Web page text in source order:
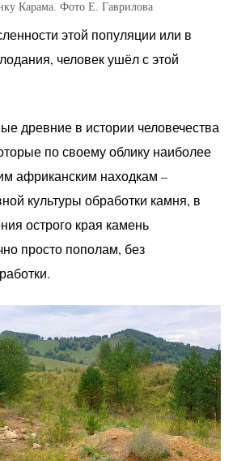
Карама. Фото Е. Гаврилова
этой популяции или в
человек ушёл с этой
древние в истории человечества
по своему облику наиболее
африканским находкам –
культуры обработки камня, в
острого края камень
просто пополам, без